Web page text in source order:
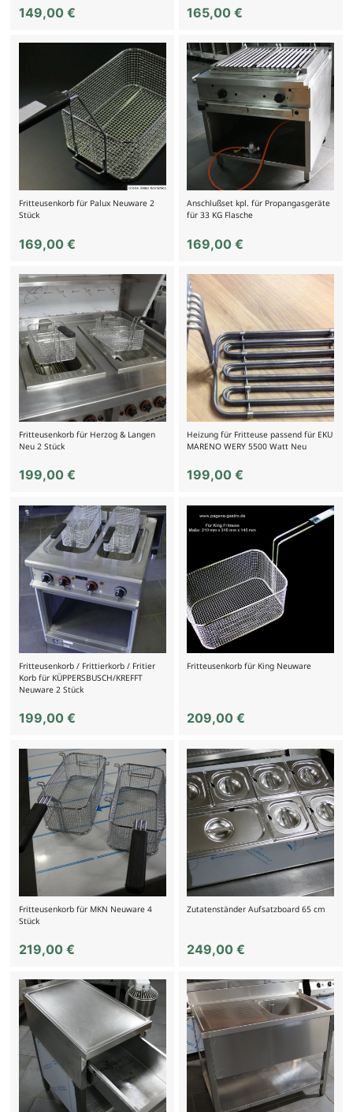
149,00 € 165,00€
Fritteusenkorb für Palux Neuware 2
Stück
169,00 €
Anschlußset kpl. für Propangasgeräte
für 33 KG Flasche
169,00€
Fritteusenkorb für Herzog & Langen
Neu 2 Stück
199,00 €
Heizung für Fritteuse passend für EKU
MARENO WERY 5500 Watt Neu
199,00€
Fritteusenkorb / Frittierkorb / Fritier
Korb für KÜPPERSBUSCH/KREFFT
Neuware 2 Stück
199,00 €
Fritteusenkorb für King Neuware
209,00€
Fritteusenkorb für MKN Neuware 4
Stück
219,00 €
Zutatenständer Aufsatzboard 65 cm
249,00€